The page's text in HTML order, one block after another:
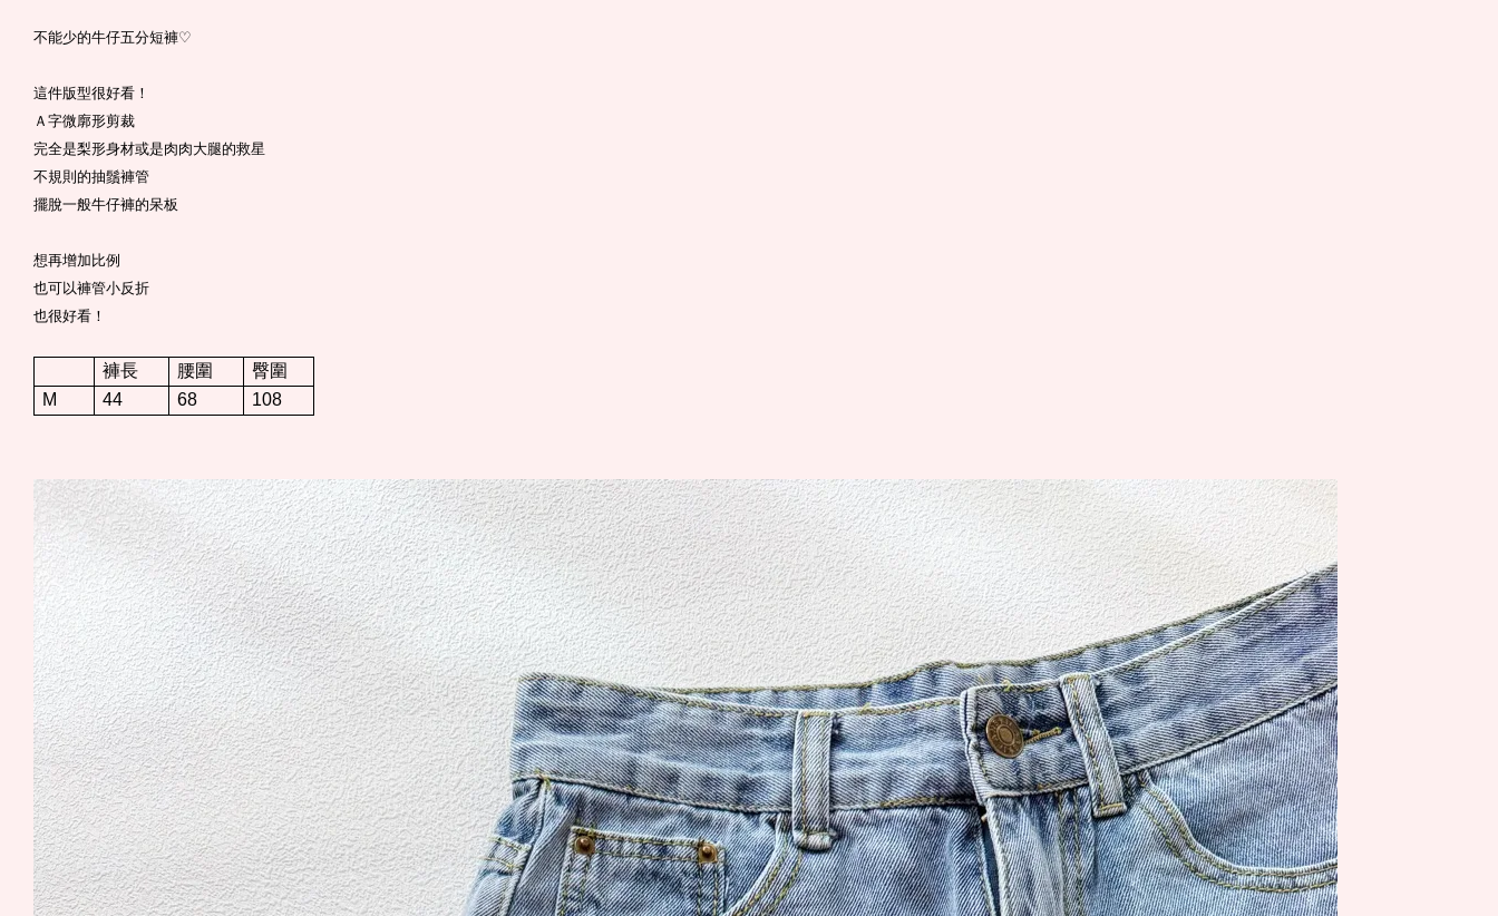
不能少的牛仔五分短褲♡
這件版型很好看！
Ａ字微廓形剪裁
完全是梨形身材或是肉肉大腿的救星
不規則的抽鬚褲管
擺脫一般牛仔褲的呆板
想再增加比例
也可以褲管小反折
也很好看！
褲長 腰圍
臀圍
M
44 68 108